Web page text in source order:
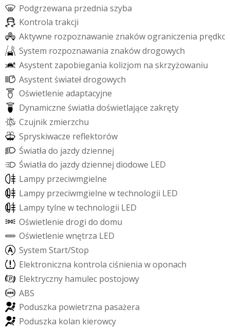
Podgrzewana przednia szyba
Kontrola trakcji
Aktywne rozpoznawanie znakówograniczenia prędko
System rozpoznawania znakówdrogowych
Asystent zapobiegania kolizjom na skrzyżowaniu
Asystent światełdrogowych
Oświetlenie adaptacyjne
Dynamiczne światła doświetlające zakręty
Czujnik zmierzchu
Spryskiwacze refektorów
Światła do jazdydziennej
Światła do jazdydziennej diodowe LED
Lampy przeciwmgielne
Lampy przeciwmgielne wtechnologii LED
Lampytylne wtechnologii LED
Oświetlenie drogi do domu
Oświetlenie wnętrza LED
System Start/Stop
Elektroniczna kontrola ciśnienia woponach
Elektryczny hamulec postojowy
ABS
Poduszka powietrzna pasażera
Poduszka kolan kierowcy